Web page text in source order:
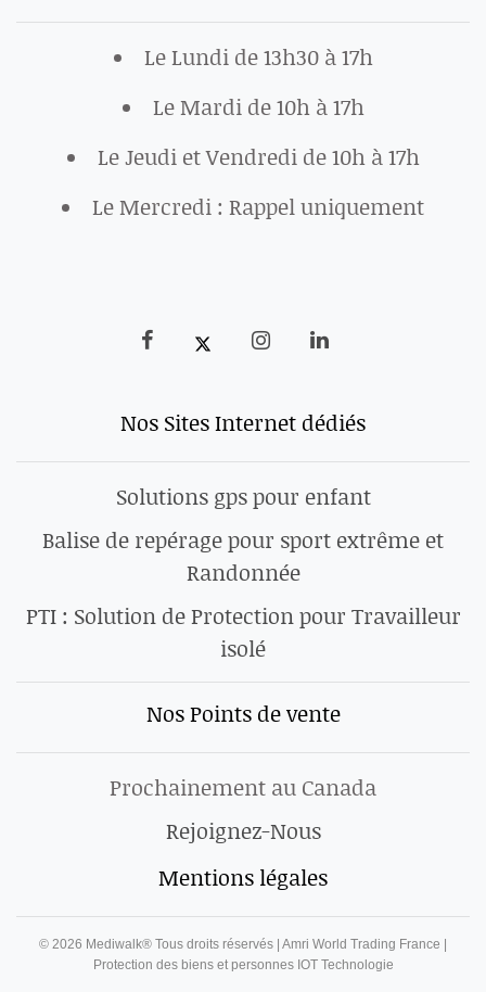
Le Lundi de 13h30 à 17h
Le Mardi de 10h à 17h
Le Jeudi et Vendredi de 10h à 17h
Le Mercredi : Rappel uniquement
Nos Sites Internet dédiés
Solutions gps pour enfant
Balise de repérage pour sport extrême et
Randonnée
PTI : Solution de Protection pour Travailleur
isolé
Nos Points de vente
Prochainement au Canada
Rejoignez-Nous
Mentions légales
© 2026 Mediwalk® Tous droits réservés | Amri World Trading France |
Protection des biens et personnes IOT Technologie